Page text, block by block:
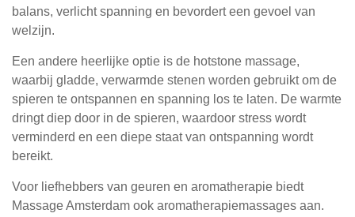
balans, verlicht spanning en bevordert een gevoel van
welzijn.
Een andere heerlijke optie is de hotstone massage,
waarbij gladde, verwarmde stenen worden gebruikt om de
spieren te ontspannen en spanning los te laten. De warmte
dringt diep door in de spieren, waardoor stress wordt
verminderd en een diepe staat van ontspanning wordt
bereikt.
Voor liefhebbers van geuren en aromatherapie biedt
Massage Amsterdam ook aromatherapiemassages aan.